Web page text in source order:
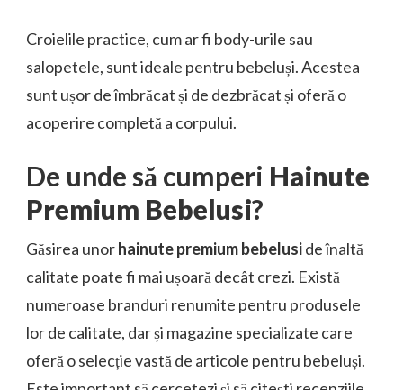
Croielile practice, cum ar fi body-urile sau
salopetele, sunt ideale pentru bebeluși. Acestea
sunt ușor de îmbrăcat și de dezbrăcat și oferă o
acoperire completă a corpului.
De unde să cumperi Hainute
Premium Bebelusi?
Găsirea unorhainute premium bebeluside înaltă
calitate poate fi mai ușoară decât crezi. Există
numeroase branduri renumite pentru produsele
lor de calitate, dar și magazine specializate care
oferă o selecție vastă de articole pentru bebeluși.